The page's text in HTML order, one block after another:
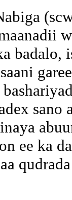
badalo,
ee ka
qudrada